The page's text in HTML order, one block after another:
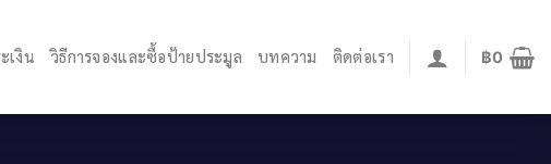
เงิน วิธีการจองและซื้อป้ายประมูล บทความ ติดต่อเรา ฿0